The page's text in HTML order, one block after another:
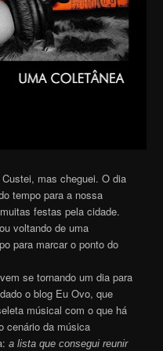
mas cheguei. O dia
tempo para a nossa
festas pela cidade.
voltando de uma
para marcar o ponto do
se tornando um dia para
o blog Eu Ovo, que
músical com o que há
cenário da música
a lista que consegui reunir